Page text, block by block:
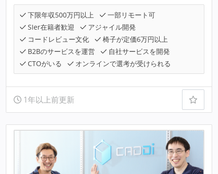
下限年収500万円以上
一部リモート可
SIer在籍者歓迎
アジャイル開発
コードレビュー文化
椅子が定価6万円以上
B2Bのサービスを運営
自社サービスを開発
CTOがいる
オンラインで選考が受けられる
1年以上前更新